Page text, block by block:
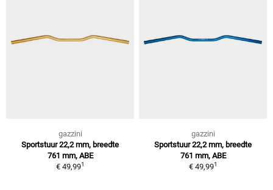
gazzini
Sportstuur 22,2 mm, breedte
761 mm, ABE
€ 49,991
gazzini
Sportstuur 22,2 mm, breedte
761 mm, ABE
€ 49,991